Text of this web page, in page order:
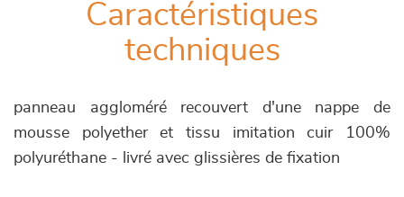
Caractéristiques
techniques
panneau aggloméré recouvert d'une nappe de
mousse polyether et tissu imitation cuir 100%
polyuréthane - livré avec glissières de fixation